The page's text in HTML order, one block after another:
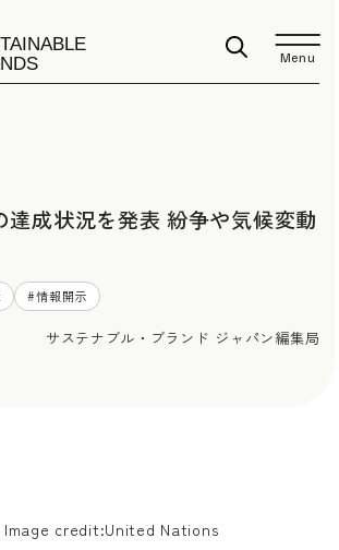
Menu
達成状況を発表 紛争や気候変動
#情報開示
サステナブル・ブランド ジャパン編集局
Image credit:United Nations